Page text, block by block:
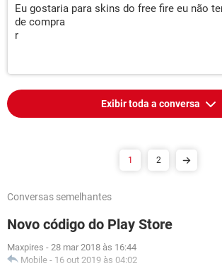
Eu gostaria para skins do free fire eu não
de compra
r
Exibir toda a conversa
1 2
Conversas semelhantes
Novo código do Play Store
Maxpires - 28 mar 2018 às 16:44
Mobile - 16 out 2019 às 04:02